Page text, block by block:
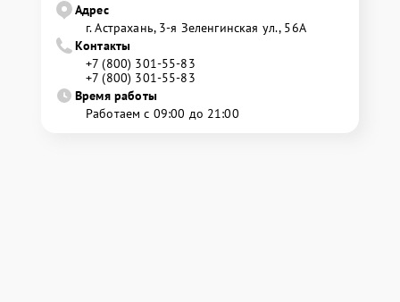
Адрес
г. Астрахань, 3-я Зеленгинская ул., 56А
Контакты
+7 (800) 301-55-83
+7 (800) 301-55-83
Время работы
Работаем с 09:00 до 21:00